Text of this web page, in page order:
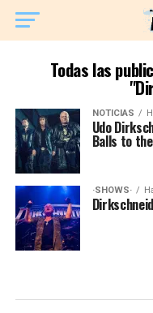
Todas las
NOTICIAS
Udo
Balls to
·SHOWS·